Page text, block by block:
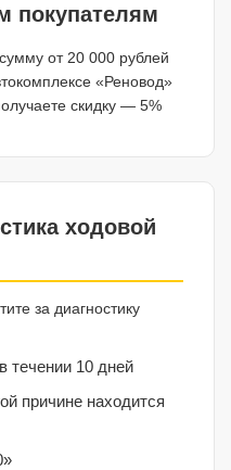
покупателям
от 20 000 рублей
«Реновод»
скидку — 5%
ходовой
за диагностику
течении 10 дней
причине находится